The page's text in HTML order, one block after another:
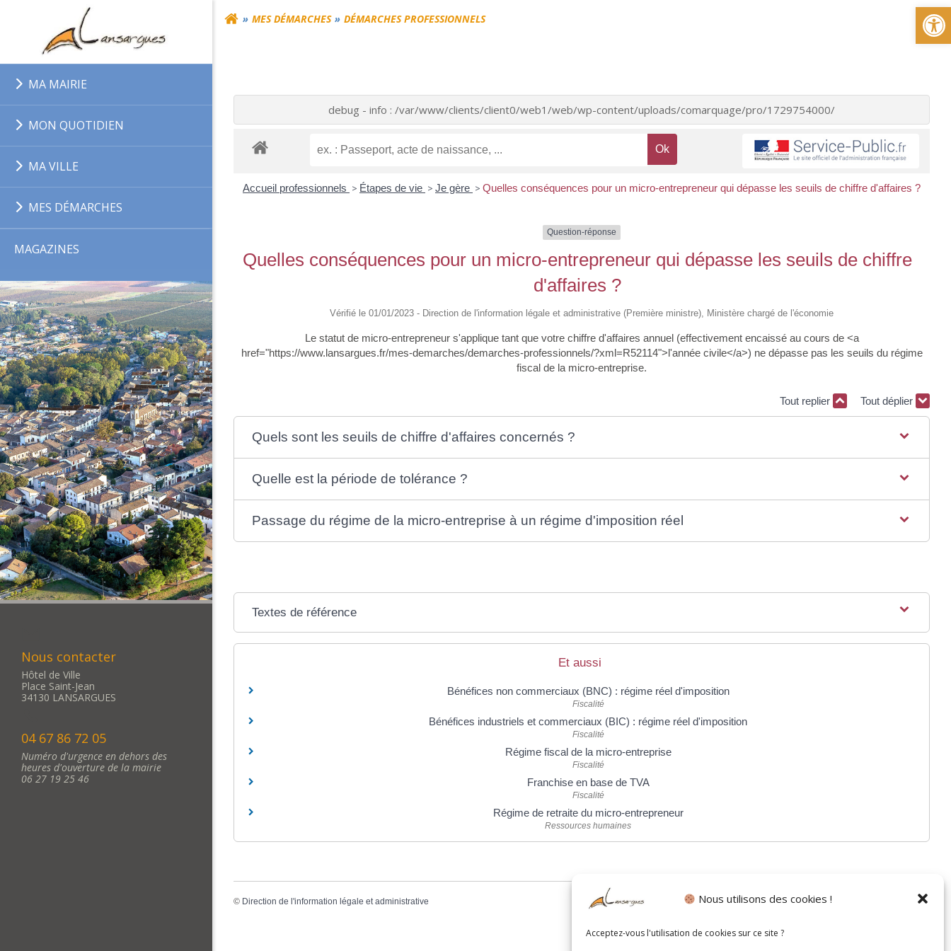
Nous utilisons des cookies !
Acceptez-vous l'utilisation de cookies sur ce site ?
MA MAIRIE
MON QUOTIDIEN
MA VILLE
MES DÉMARCHES
MAGAZINES
Nous contacter
Hôtel de Ville
Place Saint-Jean
34130 LANSARGUES
04 67 86 72 05
Numéro d'urgence en dehors des
heures d'ouverture de la mairie
06 27 19 25 46
MES DÉMARCHES DÉMARCHES PROFESSIONNELS
debug - info : /var/www/clients/client0/web1/web/wp-content/uploads/comarquage/pro/1729754000/
Accueil professionnels > Étapes de vie > Je gère > Quelles conséquences pour un micro-entrepreneur qui dépasse les seuils de chiffre d'affaires ?
Question-réponse
Quelles conséquences pour un micro-entrepreneur qui dépasse les seuils de chiffre
d'affaires ?
Vérifié le 01/01/2023 - Direction de l'information légale et administrative (Première ministre), Ministère chargé de l'économie
Le statut de micro-entrepreneur s'applique tant que votre chiffre d'affaires annuel (effectivement encaissé au cours de <a
href="https://www.lansargues.fr/mes-demarches/demarches-professionnels/?xml=R52114">l'année civile</a>) ne dépasse pas les seuils du régime
fiscal de la micro-entreprise.
Tout replier Tout déplier
Quels sont les seuils de chiffre d'affaires concernés ?
Quelle est la période de tolérance ?
Passage du régime de la micro-entreprise à un régime d'imposition réel
Textes de référence
Et aussi
Bénéfices non commerciaux (BNC) : régime réel d'imposition
Fiscalité
Bénéfices industriels et commerciaux (BIC) : régime réel d'imposition
Fiscalité
Régime fiscal de la micro-entreprise
Fiscalité
Franchise en base de TVA
Fiscalité
Régime de retraite du micro-entrepreneur
Ressources humaines
© Direction de l'information légale et administrative